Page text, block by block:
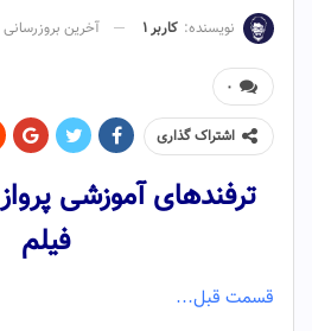
نویسنده: کاربر ۱ آخرین بروزرسانی
۰
اشتراک گذاری
فیلم
قسمت قبل…